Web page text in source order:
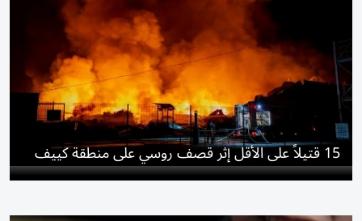
15 قتيلاً على الأقل إثر قصف روسي على منطقة كييف